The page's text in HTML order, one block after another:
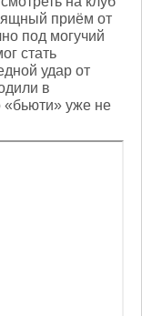
приём от
под могучий
стать
удар от
в
«бьюти» уже не